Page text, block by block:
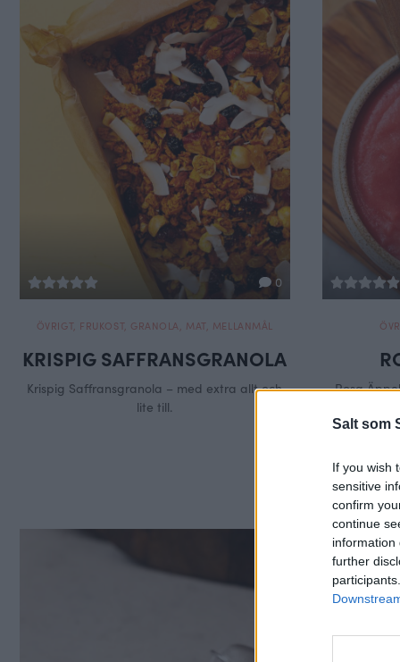
Salt som
If you wish
sensitive
confirm
continue
information
further
0
ÖVRIGT, FRUKOST, GRANOLA , MAT, MELLANMÅL
KRISPIG SAFFRANSGRANOLA
Krispig Saffransgranola – med extra allt och
lite till.
Rosa